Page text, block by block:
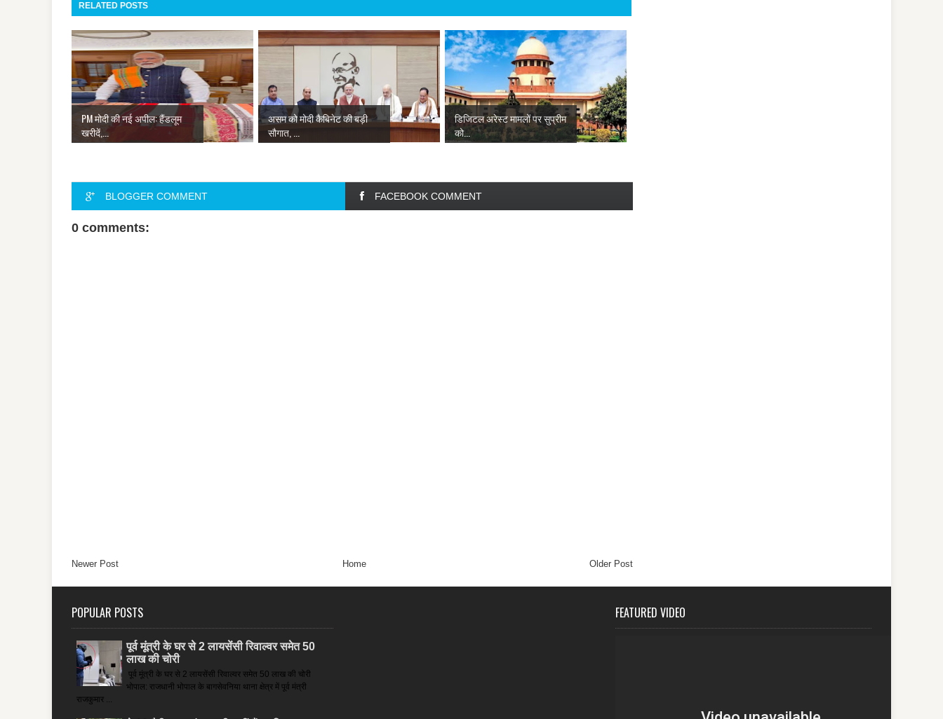
RELATED POSTS
PM मोदी की नई अपील: हैंडलूम
खरीदें,...
असम को मोदी कैबिनेट की बड़ी
सौगात, ...
डिजिटल अरेस्ट मामलों पर सुप्रीम
को...
BLOGGER COMMENT FACEBOOK COMMENT
0 comments:
Newer Post Older Post
Home
POPULAR POSTS
पूर्व मूंत्री के घर से 2 लायसेंसी रिवाल्वर समेत 50
लाख की चोरी
पूर्व मूंत्री के घर से 2 लायसेंसी रिवाल्वर समेत 50 लाख की चोरी
भोपाल: राजधानी भोपाल के बागसेवनिया थाना क्षेत्र में पूर्व मंत्री
राजकुमार ...
FEATURED VIDEO